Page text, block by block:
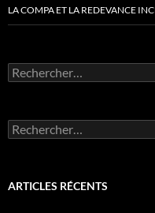
LA COMPA ET LA REDEVANCE
Rechercher :
Rechercher :
ARTICLES RÉCENTS